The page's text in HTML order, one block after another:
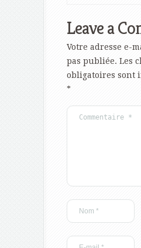
Leave a
Votre adresse e-
pas publiée. Les
obligatoires sont
*